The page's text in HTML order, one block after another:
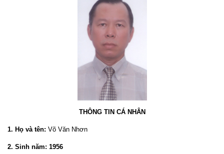
THÔNG TIN CÁ NHÂN
1. Họ và tên: Võ Văn Nhơn
2. Sinh năm: 1956